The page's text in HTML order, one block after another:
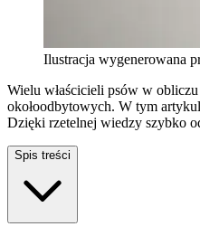
Ilustracja wygenerowana
Wielu właścicieli psów w
okołoodbytowych. W tym
Dzięki rzetelnej wiedzy szybko
Spis treści